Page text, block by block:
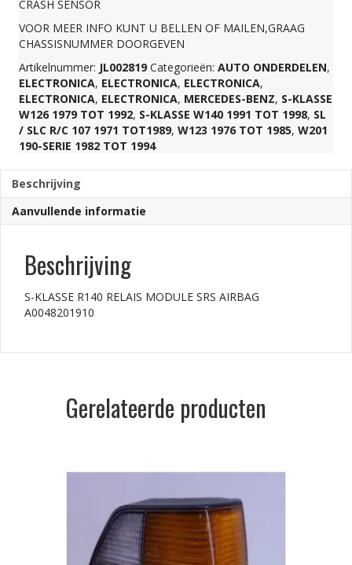
CRASH SENSOR
VOOR MEER INFO KUNT U BELLEN OF MAILEN,GRAAG
CHASSISNUMMER DOORGEVEN
Artikelnummer: JL002819 Categorieën: AUTO ONDERDELEN,
ELECTRONICA, ELECTRONICA, ELECTRONICA,
ELECTRONICA, ELECTRONICA, MERCEDES-BENZ, S-KLASSE
W126 1979 TOT 1992, S-KLASSE W140 1991 TOT 1998, SL
/ SLC R/C 107 1971 TOT1989, W123 1976 TOT 1985, W201
190-SERIE 1982 TOT 1994
Beschrijving
Aanvullende informatie
Beschrijving
S-KLASSE R140 RELAIS MODULE SRS AIRBAG
A0048201910
Gerelateerde producten